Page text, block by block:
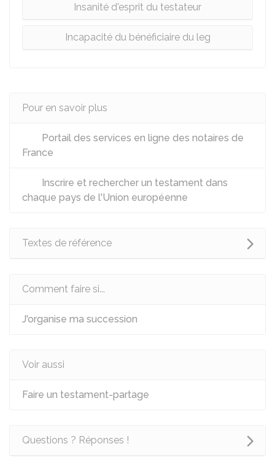
Insanité d'esprit du testateur
Incapacité du bénéficiaire du leg
Pour en savoir plus
Portail des services en ligne des notaires de
France
Inscrire et rechercher un testament dans
chaque pays de l'Union européenne
Textes de référence
Comment faire si...
J'organise ma succession
Voir aussi
Faire un testament-partage
Questions ? Réponses !